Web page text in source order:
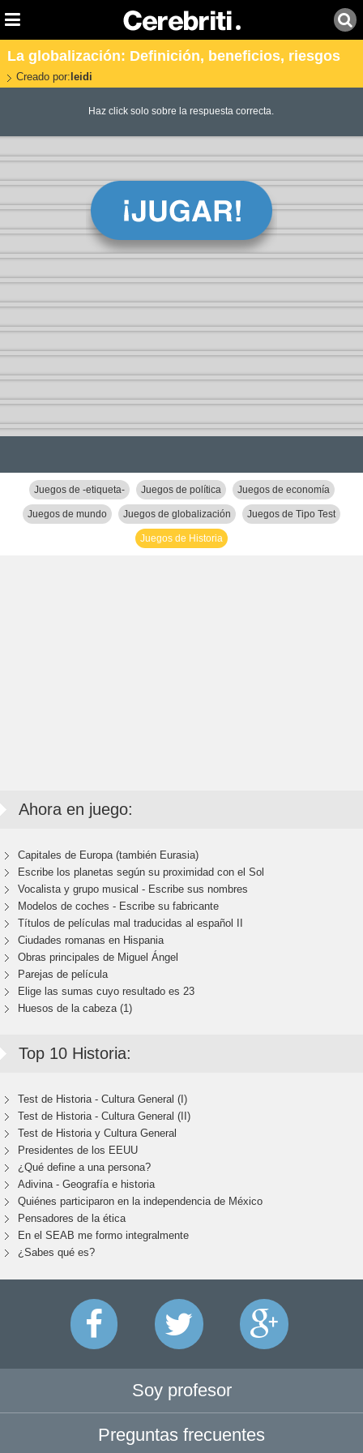
La globalización: Definición, beneficios, riesgos
Creado por: leidi
Haz click solo sobre la respuesta correcta.
Juegos de -etiqueta- Juegos de política Juegos de economía
Juegos de mundo Juegos de globalización Juegos de Tipo Test
Juegos de Historia
Ahora en juego:
Capitales de Europa (también Eurasia)
Escribe los planetas según su proximidad con el Sol
Vocalista y grupo musical - Escribe sus nombres
Modelos de coches - Escribe su fabricante
Títulos de películas mal traducidas al español II
Ciudades romanas en Hispania
Obras principales de Miguel Ángel
Parejas de película
Elige las sumas cuyo resultado es 23
Huesos de la cabeza (1)
Top 10 Historia:
Test de Historia - Cultura General (I)
Test de Historia - Cultura General (II)
Test de Historia y Cultura General
Presidentes de los EEUU
¿Qué define a una persona?
Adivina - Geografía e historia
Quiénes participaron en la independencia de México
Pensadores de la ética
En el SEAB me formo integralmente
¿Sabes qué es?
Soy profesor
Preguntas frecuentes